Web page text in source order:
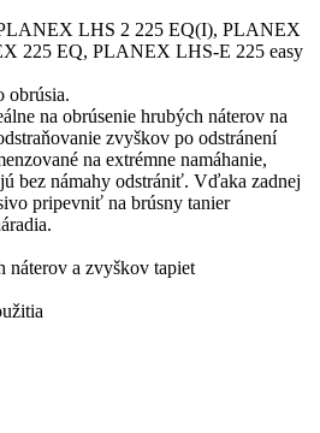
LHS 2 225 EQ(I), PLANEX
225 EQ, PLANEX LHS-E 225 easy
obrúsia.
na obrúsenie hrubých náterov na
zvyškov po odstránení
na extrémne namáhanie,
bez námahy odstrániť. Vďaka zadnej
pripevniť na brúsny tanier
náterov a zvyškov tapiet